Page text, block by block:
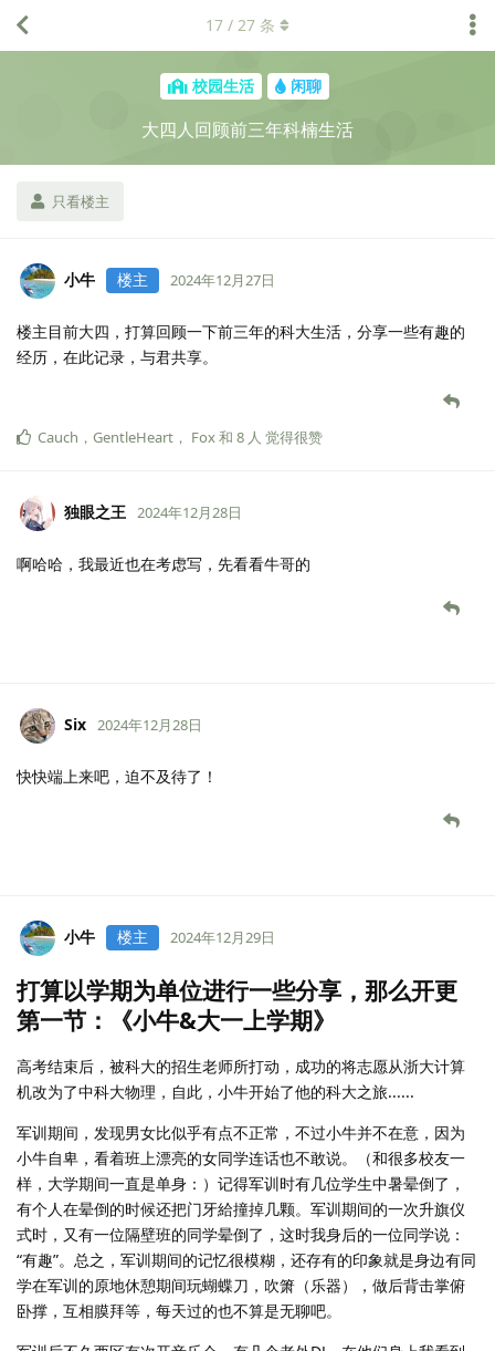
校园生活 闲聊
大四人回顾前三年科楠生活
只看楼主
17 / 27 条
小牛 楼主 2024年12月27日
楼主目前大四，打算回顾一下前三年的科大生活，分享一些有趣的
经历，在此记录，与君共享。
Cauch ， GentleHeart ， Fox和 8 人 觉得很赞
独眼之王 2024年12月28日
啊哈哈，我最近也在考虑写，先看看牛哥的
Six 2024年12月28日
快快端上来吧，迫不及待了！
小牛 楼主 2024年12月29日
打算以学期为单位进行一些分享，那么开更
第一节：《小牛&大一上学期》
高考结束后，被科大的招生老师所打动，成功的将志愿从浙大计算
机改为了中科大物理，自此，小牛开始了他的科大之旅......
军训期间，发现男女比似乎有点不正常，不过小牛并不在意，因为
小牛自卑，看着班上漂亮的女同学连话也不敢说。（和很多校友一
样，大学期间一直是单身：）记得军训时有几位学生中暑晕倒了，
有个人在晕倒的时候还把门牙給撞掉几颗。军训期间的一次升旗仪
式时，又有一位隔壁班的同学晕倒了，这时我身后的一位同学说：
“有趣”。总之，军训期间的记忆很模糊，还存有的印象就是身边有同
学在军训的原地休憩期间玩蝴蝶刀，吹箫（乐器），做后背击掌俯
卧撑，互相膜拜等，每天过的也不算是无聊吧。